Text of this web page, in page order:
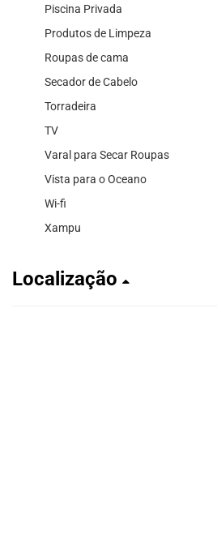
Piscina Privada
Produtos de Limpeza
Roupas de cama
Secador de Cabelo
Torradeira
TV
Varal para Secar Roupas
Vista para o Oceano
Wi-fi
Xampu
Localização